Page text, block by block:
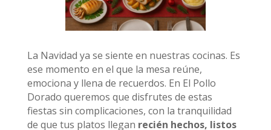
La Navidad ya se siente en nuestras cocinas. Es
ese momento en el que la mesa reúne,
emociona y llena de recuerdos. En El Pollo
Dorado queremos que disfrutes de estas
fiestas sin complicaciones, con la tranquilidad
de que tus platos llegan recién hechos, listos